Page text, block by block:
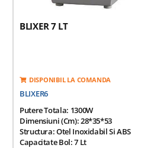
BLIXER 7 LT
DISPONIBIL LA COMANDA
BLIXER6
Putere Totala: 1300W
Dimensiuni (cm): 28*35*53
Structura: Otel Inoxidabil Si ABS
Capacitate Bol: 7 Lt